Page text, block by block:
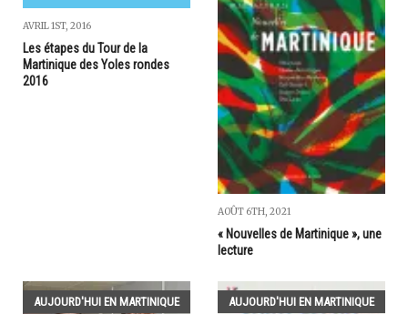
AVRIL 1ST, 2016
Les étapes du Tour de la
Martinique des Yoles rondes
2016
AOÛT 6TH, 2021
« Nouvelles de Martinique », une
lecture
AUJOURD'HUI EN MARTINIQUE AUJOURD'HUI EN MARTINIQUE